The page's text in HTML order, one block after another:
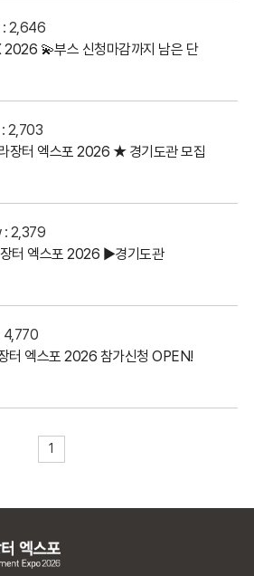
: 2,646
2026 💫부스 신청마감까지 남은 단
2,703
장터 엑스포 2026 ★ 경기도관 모집
: 2,379
터 엑스포 2026 ▶경기도관
4,770
터 엑스포 2026 참가신청 OPEN!
1